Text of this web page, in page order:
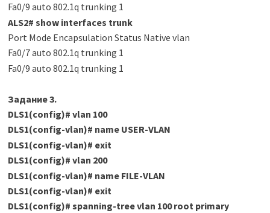
Fa0/9 auto 802.1q trunking 1
ALS2# show interfaces trunk
Port Mode Encapsulation Status Native vlan
Fa0/7 auto 802.1q trunking 1
Fa0/9 auto 802.1q trunking 1
Задание 3.
DLS1(config)# vlan 100
DLS1(config-vlan)# name USER-VLAN
DLS1(config-vlan)# exit
DLS1(config)# vlan 200
DLS1(config-vlan)# name FILE-VLAN
DLS1(config-vlan)# exit
DLS1(config)# spanning-tree vlan 100 root primary